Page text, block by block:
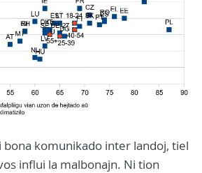
bona komunikado inter landoj, tiel
influi la malbonajn. Ni tion